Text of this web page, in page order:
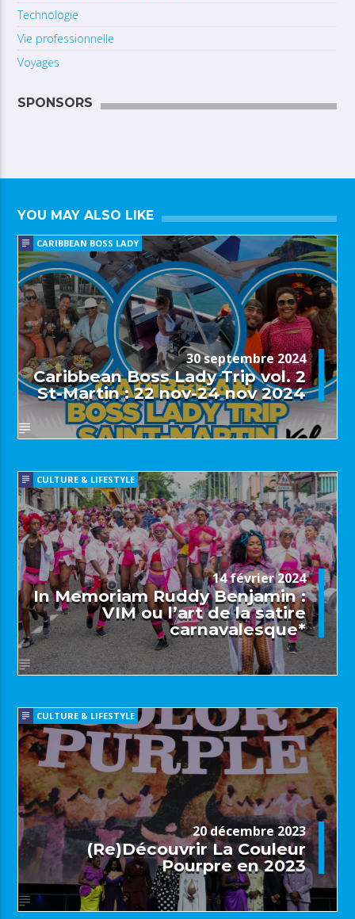
Technologie
Vie professionnelle
Voyages
SPONSORS
YOU MAY ALSO LIKE
CARIBBEAN BOSS LADY
30 septembre 2024
Caribbean Boss Lady Trip vol. 2
St-Martin : 22 nov-24 nov 2024
CULTURE & LIFESTYLE
14 février 2024
In Memoriam Ruddy Benjamin :
VIM ou l’art de la satire
carnavalesque*
CULTURE & LIFESTYLE
20 décembre 2023
(Re)Découvrir La Couleur
Pourpre en 2023